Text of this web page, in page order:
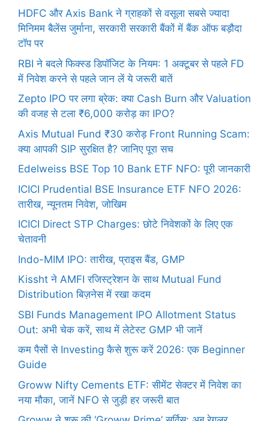
HDFC और Axis Bank ने ग्राहकों से वसूला सबसे ज्यादा
मिनिमम बैलेंस जुर्माना, सरकारी सरकारी बैंकों में बैंक ऑफ बड़ौदा
टॉप पर
RBI ने बदले फिक्स्ड डिपॉजिट के नियम: 1 अक्टूबर से पहले FD
में निवेश करने से पहले जान लें ये जरूरी बातें
Zepto IPO पर लगा ब्रेक: क्या Cash Burn और Valuation
की वजह से टला ₹6,000 करोड़ का IPO?
Axis Mutual Fund ₹30 करोड़ Front Running Scam:
क्या आपकी SIP सुरक्षित है? जानिए पूरा सच
Edelweiss BSE Top 10 Bank ETF NFO: पूरी जानकारी
ICICI Prudential BSE Insurance ETF NFO 2026:
तारीख, न्यूनतम निवेश, जोखिम
ICICI Direct STP Charges: छोटे निवेशकों के लिए एक
चेतावनी
Indo-MIM IPO: तारीख, प्राइस बैंड, GMP
Kissht ने AMFI रजिस्ट्रेशन के साथ Mutual Fund
Distribution बिज़नेस में रखा कदम
SBI Funds Management IPO Allotment Status
Out: अभी चेक करें, साथ में लेटेस्ट GMP भी जानें
कम पैसों से Investing कैसे शुरू करें 2026: एक Beginner
Guide
Groww Nifty Cements ETF: सीमेंट सेक्टर में निवेश का
नया मौका, जानें NFO से जुड़ी हर जरूरी बात